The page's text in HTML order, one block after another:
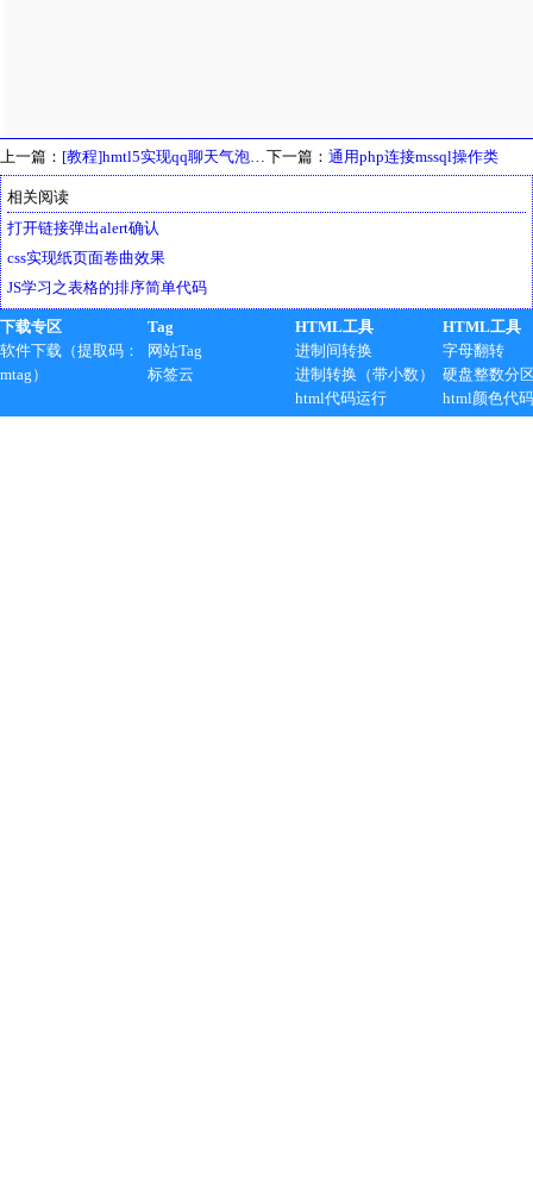
上一篇： [教程]hmtl5实现qq聊天气泡效果 下一篇： 通用php连接mssql操作类
相关阅读
打开链接弹出alert确认
css实现纸页面卷曲效果
JS学习之表格的排序简单代码
下载专区
软件下载（提取码：
mtag）
Tag
网站Tag
标签云
HTML工具
进制间转换
进制转换（带小数）
html代码运行
HTML工具
字母翻转
硬盘整数分
html颜色代码